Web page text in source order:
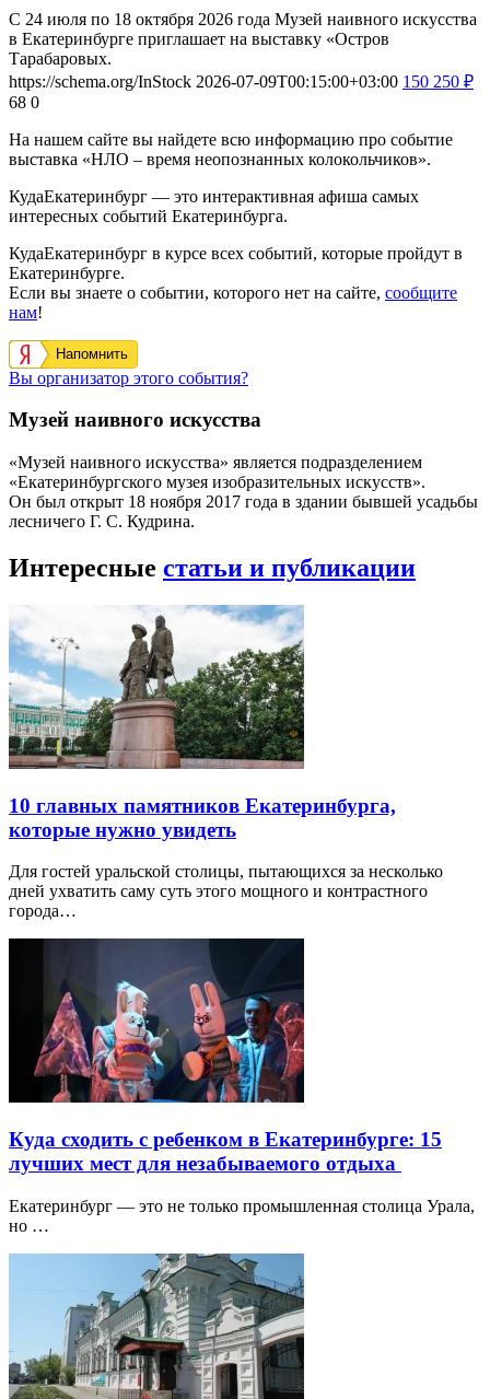
С 24 июля по 18 октября 2026 года Музей наивного искусства
в Екатеринбурге приглашает на выставку «Остров
Тарабаровых.
https://schema.org/InStock 2026-07-09T00:15:00+03:00 150 250 ₽
68 0
На нашем сайте вы найдете всю информацию про событие
выставка «НЛО – время неопознанных колокольчиков».
КудаЕкатеринбург — это интерактивная афиша самых
интересных событий Екатеринбурга.
КудаЕкатеринбург в курсе всех событий, которые пройдут в
Екатеринбурге.
Если вы знаете о событии, которого нет на сайте, сообщите
нам!
Напомнить
Вы организатор этого события?
Музей наивного искусства
«Музей наивного искусства» является подразделением
«Екатеринбургского музея изобразительных искусств».
Он был открыт 18 ноября 2017 года в здании бывшей усадьбы
лесничего Г. С. Кудрина.
Интересные статьи и публикации
10 главных памятников Екатеринбурга,
которые нужно увидеть
Для гостей уральской столицы, пытающихся за несколько
дней ухватить саму суть этого мощного и контрастного
города…
Куда сходить с ребенком в Екатеринбурге: 15
лучших мест для незабываемого отдыха
Екатеринбург — это не только промышленная столица Урала,
но …